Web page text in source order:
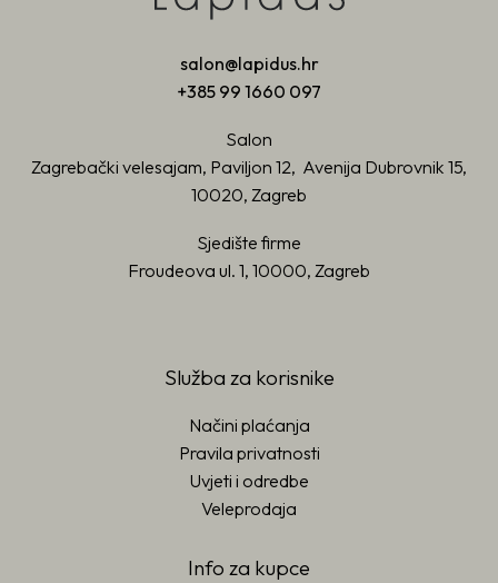
salon@lapidus.hr
+385 99 1660 097
Salon
Zagrebački velesajam, Paviljon 12, Avenija Dubrovnik 15,
10020, Zagreb
Sjedište firme
Froudeova ul. 1, 10000, Zagreb
Služba za korisnike
Načini plaćanja
Pravila privatnosti
Uvjeti i odredbe
Veleprodaja
Info za kupce